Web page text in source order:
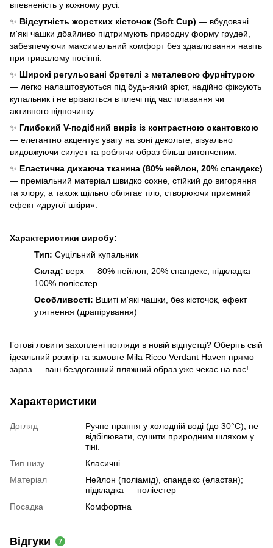
впевненість у кожному русі.
✨ Відсутність жорстких кісточок (Soft Cup) — вбудовані
м'які чашки дбайливо підтримують природну форму грудей,
забезпечуючи максимальний комфорт без здавлювання навіть
при тривалому носінні.
✨ Широкі регульовані бретелі з металевою фурнітурою
— легко налаштовуються під будь-який зріст, надійно фіксують
купальник і не врізаються в плечі під час плавання чи
активного відпочинку.
✨ Глибокий V-подібний виріз із контрастною окантовкою
— елегантно акцентує увагу на зоні декольте, візуально
видовжуючи силует та роблячи образ більш витонченим.
✨ Еластична дихаюча тканина (80% нейлон, 20% спандекс)
— преміальний матеріал швидко сохне, стійкий до вигоряння
та хлору, а також щільно облягає тіло, створюючи приємний
ефект «другої шкіри».
Характеристики виробу:
Тип: Суцільний купальник
Склад: верх — 80% нейлон, 20% спандекс; підкладка —
100% поліестер
Особливості: Вшиті м'які чашки, без кісточок, ефект
утягнення (драпірування)
Готові ловити захоплені погляди в новій відпустці? Оберіть свій
ідеальний розмір та замовте Mila Ricco Verdant Haven прямо
зараз — ваш бездоганний пляжний образ уже чекає на вас!
Характеристики
Догляд
Ручне прання у холодній воді (до 30°C), не
відбілювати, сушити природним шляхом у
тіні.
Тип низу
Класичні
Матеріал
Нейлон (поліамід), спандекс (еластан);
підкладка — поліестер
Посадка
Комфортна
Відгуки 7